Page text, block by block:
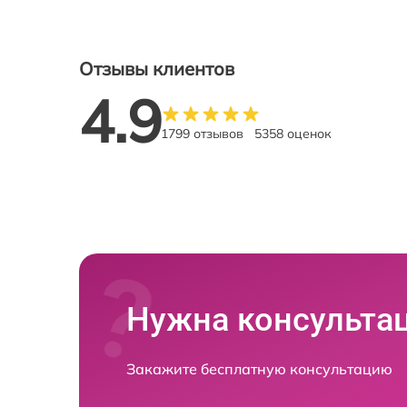
Отзывы клиентов
4.91799 отзывов 5358 оценок
Нужна
Закажите бесплатную консультацию